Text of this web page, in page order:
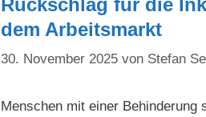
Rückschlag für die
dem Arbeitsmarkt
30. November 2025 von Stefan
Menschen mit einer Behinderung